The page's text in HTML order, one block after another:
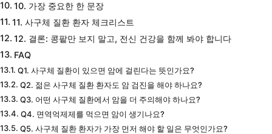
10. 가장 중요한 한 문장
11. 사구체 질환 환자 체크리스트
12. 결론: 콩팥만 보지 말고, 전신 건강을 함께 봐야 합니다
FAQ
Q1. 사구체 질환이 있으면 암에 걸린다는 뜻인가요?
Q2. 젊은 사구체 질환 환자도 암 검진을 해야 하나요?
Q3. 어떤 사구체 질환에서 암을 더 주의해야 하나요?
Q4. 면역억제제를 먹으면 암이 생기나요?
Q5. 사구체 질환 환자가 가장 먼저 해야 할 일은 무엇인가요?